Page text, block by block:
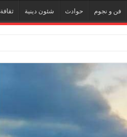
فن و نجوم حوادث شئون دينية ثقافة